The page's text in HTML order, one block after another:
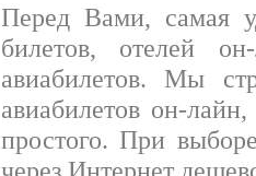
Перед Вами, самая
билетов, отелей
авиабилетов. Мы
авиабилетов он-
простого. При
через Интернет